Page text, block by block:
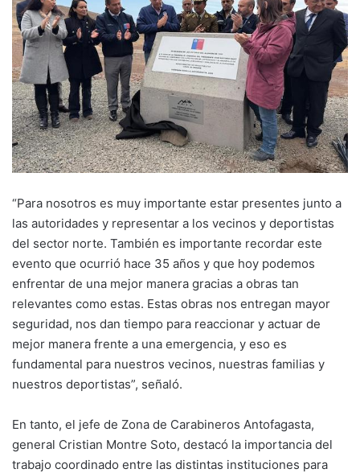
“Para nosotros es muy importante estar presentes junto a
las autoridades y representar a los vecinos y deportistas
del sector norte. También es importante recordar este
evento que ocurrió hace 35 años y que hoy podemos
enfrentar de una mejor manera gracias a obras tan
relevantes como estas. Estas obras nos entregan mayor
seguridad, nos dan tiempo para reaccionar y actuar de
mejor manera frente a una emergencia, y eso es
fundamental para nuestros vecinos, nuestras familias y
nuestros deportistas”, señaló.
En tanto, el jefe de Zona de Carabineros Antofagasta,
general Cristian Montre Soto, destacó la importancia del
trabajo coordinado entre las distintas instituciones para